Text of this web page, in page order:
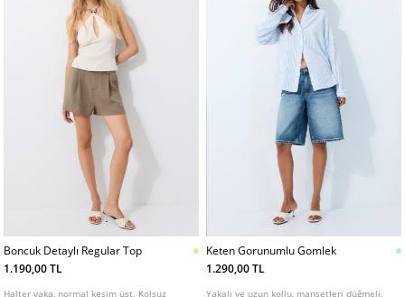
Boncuk Detaylı Regular Top
1.190,00 TL
Halter yaka, normal kesim üst. Kolsuz
Keten Gorunumlu Gomlek
1.290,00 TL
Yakalı ve uzun kollu, manşetleri düğmeli,